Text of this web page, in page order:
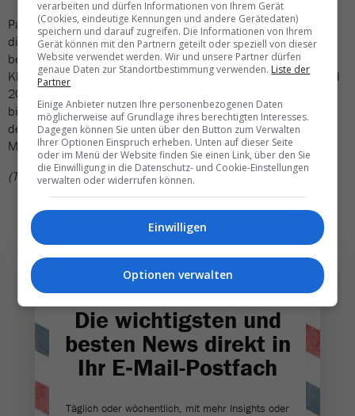
Parallel zur Übernahme der Oceania Allura gab Oceania Cruises
die Bestellung von zwei weiteren Neubauten der Sonata-Klasse
bekannt. Damit wächst die geplante Zahl an Neubauten dieser
Klasse auf insgesamt vier. Die Schiffe sollen zwischen 2027 und
2035 in Dienst gehen und jeweils Platz für rund 1390 Gäste
bieten. Die Reederei setzt damit weiter auf kleine,
designorientierte Schiffe mit hohem Serviceanspruch – ein
Modell, das sich im Premiumsegment zunehmend bewährt.
(TN)
Die wichtigsten und
besten News direkt in
Ihr E‑Mail-Postfach
Täglich oder wöchentlich, mit mehr Insights oder
verarbeiten und dürfen Informationen von Ihrem Gerät
(Cookies, eindeutige Kennungen und andere Gerätedaten)
speichern und darauf zugreifen. Die Informationen von Ihrem
Gerät können mit den Partnern geteilt oder speziell von dieser
Website verwendet werden. Wir und unsere Partner dürfen
genaue Daten zur Standortbestimmung verwenden. Liste der
Partner
Einige Anbieter nutzen Ihre personenbezogenen Daten
möglicherweise auf Grundlage ihres berechtigten Interesses.
Dagegen können Sie unten über den Button zum Verwalten
Ihrer Optionen Einspruch erheben. Unten auf dieser Seite
oder im Menü der Website finden Sie einen Link, über den Sie
die Einwilligung in die Datenschutz- und Cookie-Einstellungen
verwalten oder widerrufen können.
Einwilligen
Optionen verwalten